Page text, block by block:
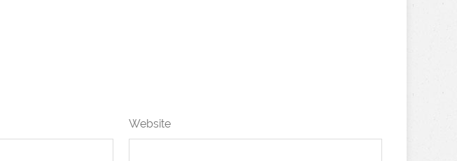
Website